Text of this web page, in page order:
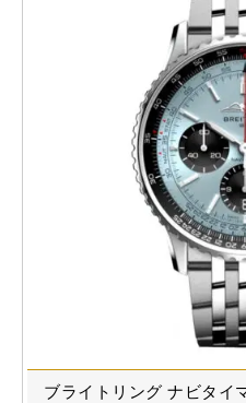
ブライトリング ナビタイ